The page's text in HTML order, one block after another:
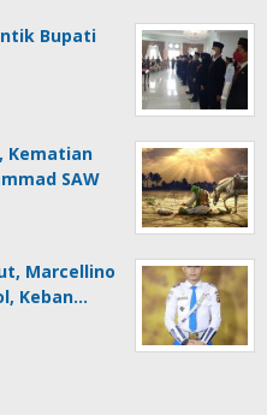
Bupati
Kematian
SAW
Marcellino
Keban…